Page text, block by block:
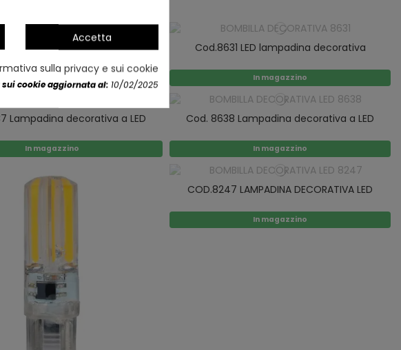
LED lampadina decorativa
In magazzino
Cod.8631 LED lampadina decorativa
In magazzino
Lampadina decorativa a LED
In magazzino
Cod. 8638 Lampadina decorativa a LED
In magazzino
COD.8247 LAMPADINA DECORATIVA LED
In magazzino
Accetta
sulla privacy e sui cookie
cookie aggiornata al: 10/02/2025